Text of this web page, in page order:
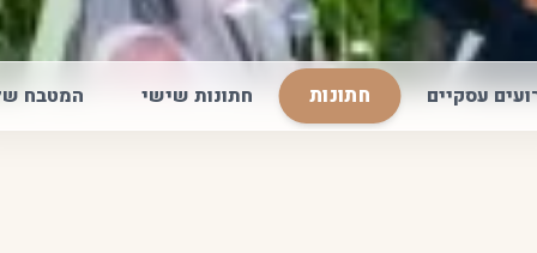
עסקיים חתונות חתונות שישי המטבח